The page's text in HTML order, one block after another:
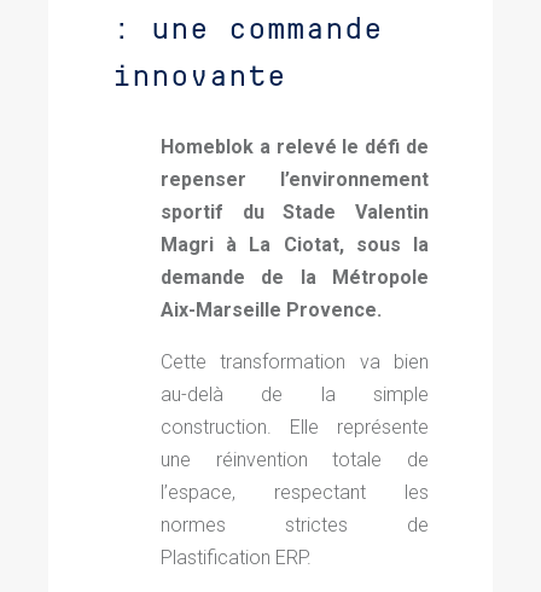
: une commande
innovante
Homeblok a relevé le défi de
repenser l’environnement
sportif du Stade Valentin
Magri à La Ciotat, sous la
demande de la Métropole
Aix-Marseille Provence.
Cette transformation va bien
au-delà de la simple
construction. Elle représente
une réinvention totale de
l’espace, respectant les
normes strictes de
Plastification ERP.